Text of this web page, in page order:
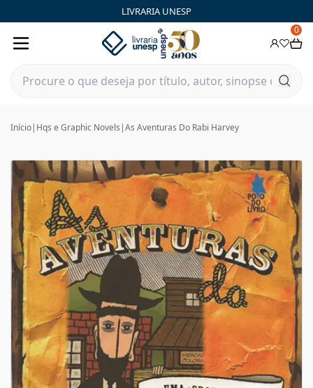
LIVRARIA UNESP
0
Início| Hqs e Graphic Novels |As Aventuras Do Rabi Harvey